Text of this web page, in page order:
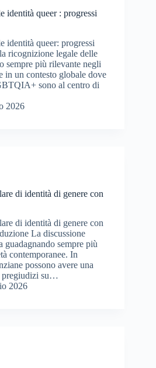
identità queer : progressi
identità queer: progressi
ricognizione legale delle
sempre più rilevante negli
in un contesto globale dove
sono al centro di
2026
di identità di genere con
di identità di genere con
La discussione
guadagnando sempre più
contemporanee. In
possono avere una
pregiudizi su…
2026